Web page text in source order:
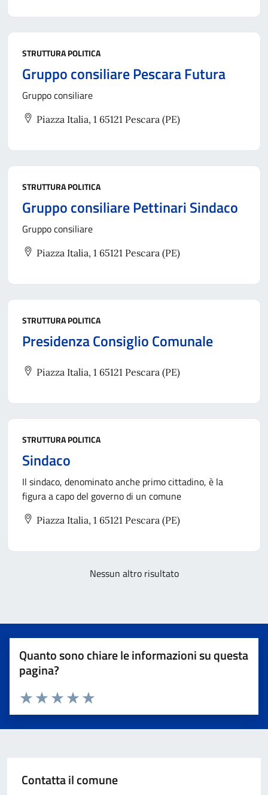
STRUTTURA POLITICA
Gruppo consiliare Pescara Futura
Gruppo consiliare
Piazza Italia, 1 65121 Pescara (PE)
STRUTTURA POLITICA
Gruppo consiliare Pettinari Sindaco
Gruppo consiliare
Piazza Italia, 1 65121 Pescara (PE)
STRUTTURA POLITICA
Presidenza Consiglio Comunale
Piazza Italia, 1 65121 Pescara (PE)
STRUTTURA POLITICA
Sindaco
Il sindaco, denominato anche primo cittadino, è la
figura a capo del governo di un comune
Piazza Italia, 1 65121 Pescara (PE)
Nessun altro risultato
Quanto sono chiare le informazioni su questa
pagina?
Valuta 5 stelle su 5
Valuta 4 stelle su 5
Valuta 3 stelle su 5
Valuta 2 stelle su 5
Valuta 1 stelle su 5
Contatta il comune